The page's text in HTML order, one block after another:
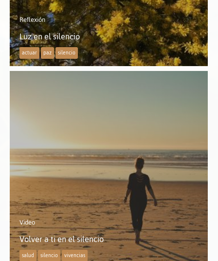
Reflexión
Luz en el silencio
actuar paz silencio
Video
Volver a ti en el silencio
salud silencio vivencias